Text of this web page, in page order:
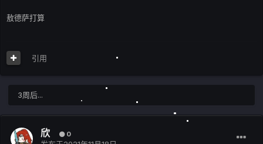
敖德萨打算
引用
3周后...
欣 0